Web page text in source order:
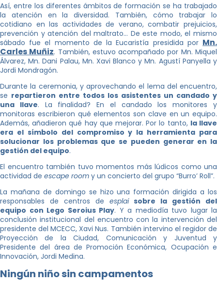
Así, entre los diferentes ámbitos de formación se ha trabajado
la atención en la diversidad. También, cómo trabajar lo
cotidiano en las actividades de verano, combatir prejuicios,
prevención y atención del maltrato… De este modo, el mismo
sábado fue el momento de la Eucaristía presidida por Mn.
Carles Muñiz. También, estuvo acompañado por Mn. Miquel
Álvarez, Mn. Dani Palau, Mn. Xavi Blanco y Mn. Agustí Panyella y
Jordi Mondragón.
Durante la ceremonia, y aprovechando el lema del encuentro,
se repartieron entre todos los asistentes un candado y
una llave. La finalidad? En el candado los monitores y
monitoras escribieron qué elementos son clave en un equipo.
Además, añadieron qué hay que mejorar. Por lo tanto, la llave
era el símbolo del compromiso y la herramienta para
solucionar los problemas que se pueden generar en la
gestión del equipo.
El encuentro también tuvo momentos más lúdicos como una
actividad de escape room y un concierto del grupo “Burro’ Roll”.
La mañana de domingo se hizo una formación dirigida a los
responsables de centros de esplai sobre la gestión del
equipo con Lego Seroius Play. Y a mediodía tuvo lugar la
conclusión institucional del encuentro con la intervención del
presidente del MCECC, Xavi Nus. También intervino el regidor de
Proyección de la Ciudad, Comunicación y Juventud y
Presidente del área de Promoción Económica, Ocupación e
Innovación, Jordi Medina.
Ningún niño sin campamentos